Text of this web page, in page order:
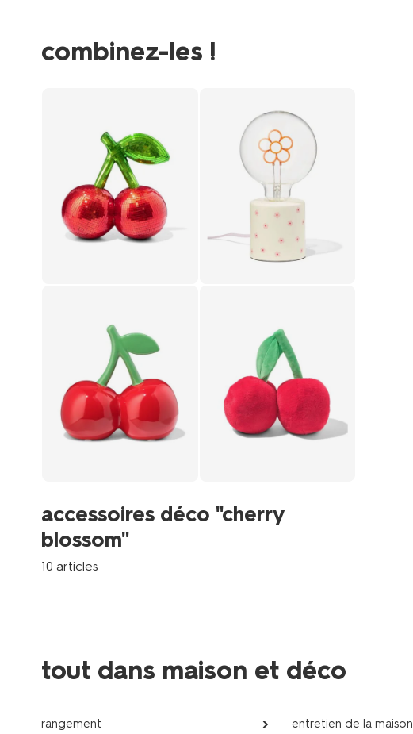
combinez-les !
accessoires déco "cherry
blossom"
10 articles
tout dans maison et déco
rangement entretien de la maison